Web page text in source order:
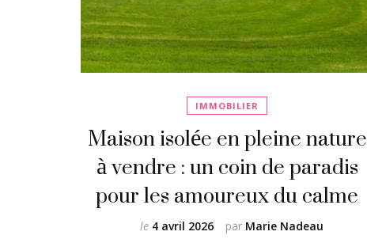
IMMOBILIER
Maison isolée en pleine nature
à vendre : un coin de paradis
pour les amoureux du calme
par Marie Nadeau
le 4 avril 2026